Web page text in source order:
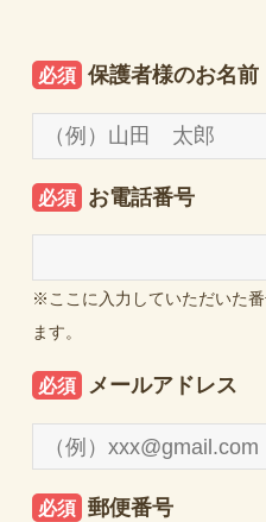
必須 保護者様のお名前
必須 お電話番号
※ここに入力していただいた
ます。
必須 メールアドレス
必須 郵便番号